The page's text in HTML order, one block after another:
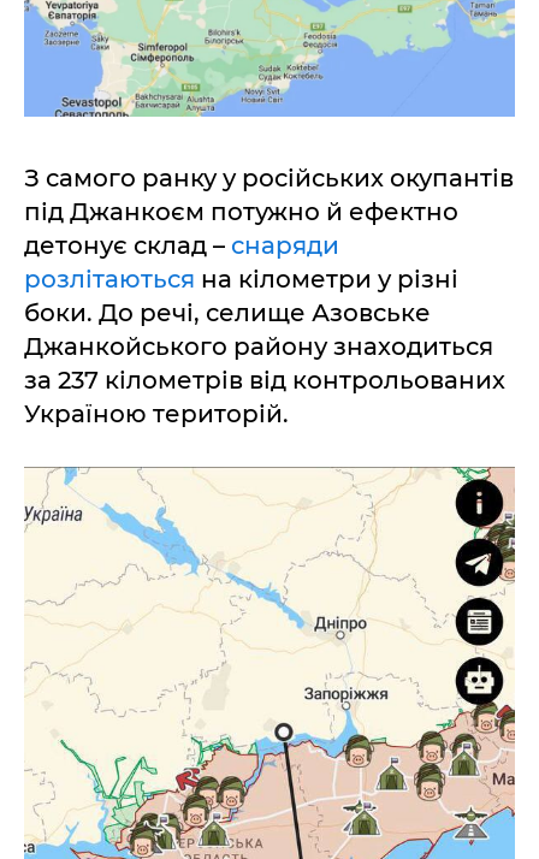
З самого ранку у російських окупантів
під Джанкоєм потужно й ефектно
детонує склад – снаряди
розлітаються на кілометри у різні
боки. До речі, селище Азовське
Джанкойського району знаходиться
за 237 кілометрів від контрольованих
Україною територій.